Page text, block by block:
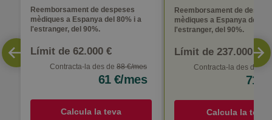
Reemborsament de despeses
mèdiques a Espanya del 80% i a
l'estranger, del 90%.
Límit de 62.000 €
Contracta-la des de 88 €/mes
61 €/mes
Calcula la teva
Reemborsament de
mèdiques a Espanya del
l'estranger, del 90%.
Límit de 237.000 €
Contracta-la des de
71
Calcula la teva